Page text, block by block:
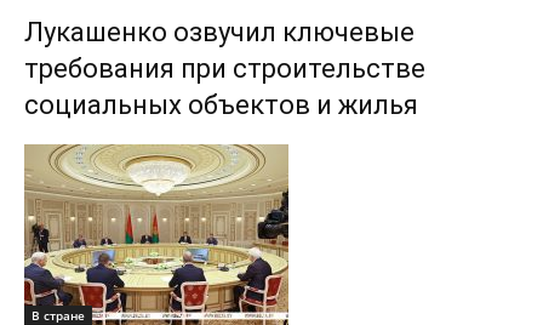
Лукашенко озвучил ключевые
требования при строительстве
социальных объектов и жилья
В стране